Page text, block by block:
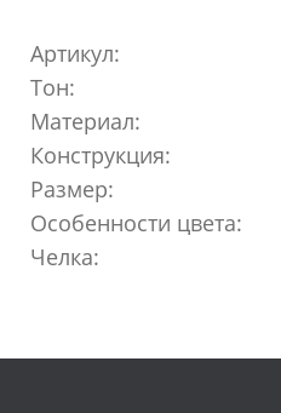
Артикул:
Тон:
Материал:
Конструкция:
Размер:
Особенности цвета:
Челка: